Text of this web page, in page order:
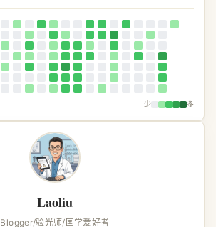
少 多
Laoliu
Blogger/验光师/国学爱好者